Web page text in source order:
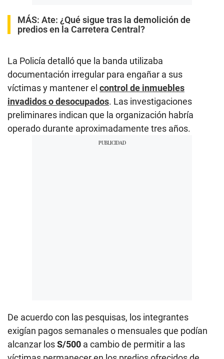
MÁS: Ate: ¿Qué sigue tras la demolición de
predios en la Carretera Central?
La Policía detalló que la banda utilizaba
documentación irregular para engañar a sus
víctimas y mantener el control de inmuebles
invadidos o desocupados. Las investigaciones
preliminares indican que la organización habría
operado durante aproximadamente tres años.
De acuerdo con las pesquisas, los integrantes
exigían pagos semanales o mensuales que podían
alcanzar losS/500 a cambio de permitir a las